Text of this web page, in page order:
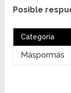
Posible
Categoría
Máspormás